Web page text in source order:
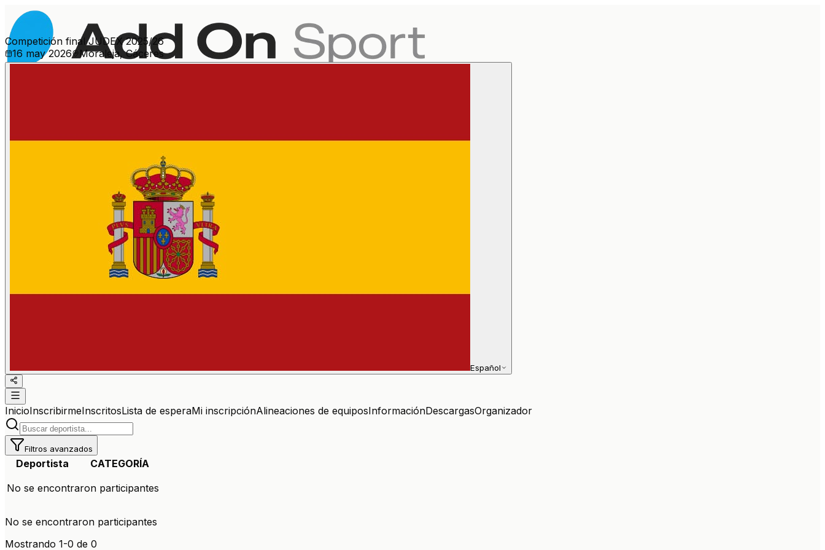
Competición final JUDEX 2025/26
16 may 2026
Moraleja, Cáceres
Español
InicioInscribirmeInscritosLista de esperaMi inscripciónAlineaciones de equiposInformaciónDescargasOrganizador
Filtros avanzados
Deportista
CATEGORÍA
No se encontraron participantes
No se encontraron participantes
Mostrando 1-0 de 0